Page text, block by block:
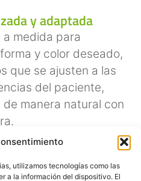
utilizamos tecnologías como las
a la información del dispositivo. El
y adaptada
medida para
y color deseado,
que se ajusten a las
del paciente,
manera natural con
y autoestima